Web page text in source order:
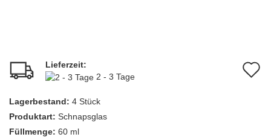
Lieferzeit:
2 - 3 Tage
Lagerbestand: 4 Stück
Produktart: Schnapsglas
Füllmenge: 60 ml